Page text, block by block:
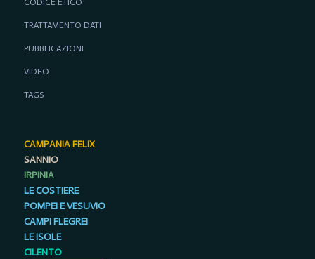
TRATTAMENTO DATI
PUBBLICAZIONI
VIDEO
TAGS
CAMPANIA FELIX
SANNIO
IRPINIA
LE COSTIERE
POMPEI E VESUVIO
CAMPI FLEGREI
LE ISOLE
CILENTO